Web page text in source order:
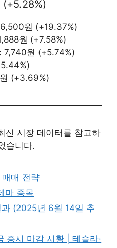
원 (+19.37%)
원 (+7.58%)
7,740원 (+5.74%)
(+3.69%)
신 시장 데이터를 참고하
습니다.
매 전략
마 종목
(2025년 6월 14일 추
증시 마감 시황 | 테슬라·